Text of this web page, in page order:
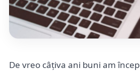
De vreo câțiva ani buni am